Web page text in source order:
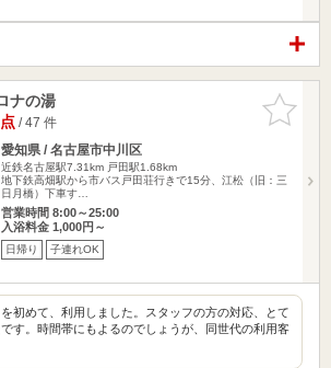
お気に入
りに追加
ナの湯
/ 47 件
愛知県 / 名古屋市中川区
近鉄名古屋駅7.31km 戸田駅1.68km
地下鉄高畑駅から市バス戸田荘行きで15分、江松（旧：三
日月橋）下車す…
営業時間 8:00～25:00
入浴料金 1,000円～
日帰り 子連れOK
初めて、利用しました。スタッフの方の対応、とて
す。時間帯にもよるのでしょうが、同世代の利用客